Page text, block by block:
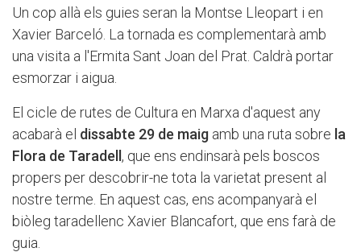
Un cop allà els guies seran la Montse Lleopart i en
Xavier Barceló. La tornada es complementarà amb
una visita a l'Ermita Sant Joan del Prat. Caldrà portar
esmorzar i aigua.
El cicle de rutes de Cultura en Marxa d'aquest any
acabarà el dissabte 29 de maig amb una ruta sobre la
Flora de Taradell, que ens endinsarà pels boscos
propers per descobrir-ne tota la varietat present al
nostre terme. En aquest cas, ens acompanyarà el
biòleg taradellenc Xavier Blancafort, que ens farà de
guia.